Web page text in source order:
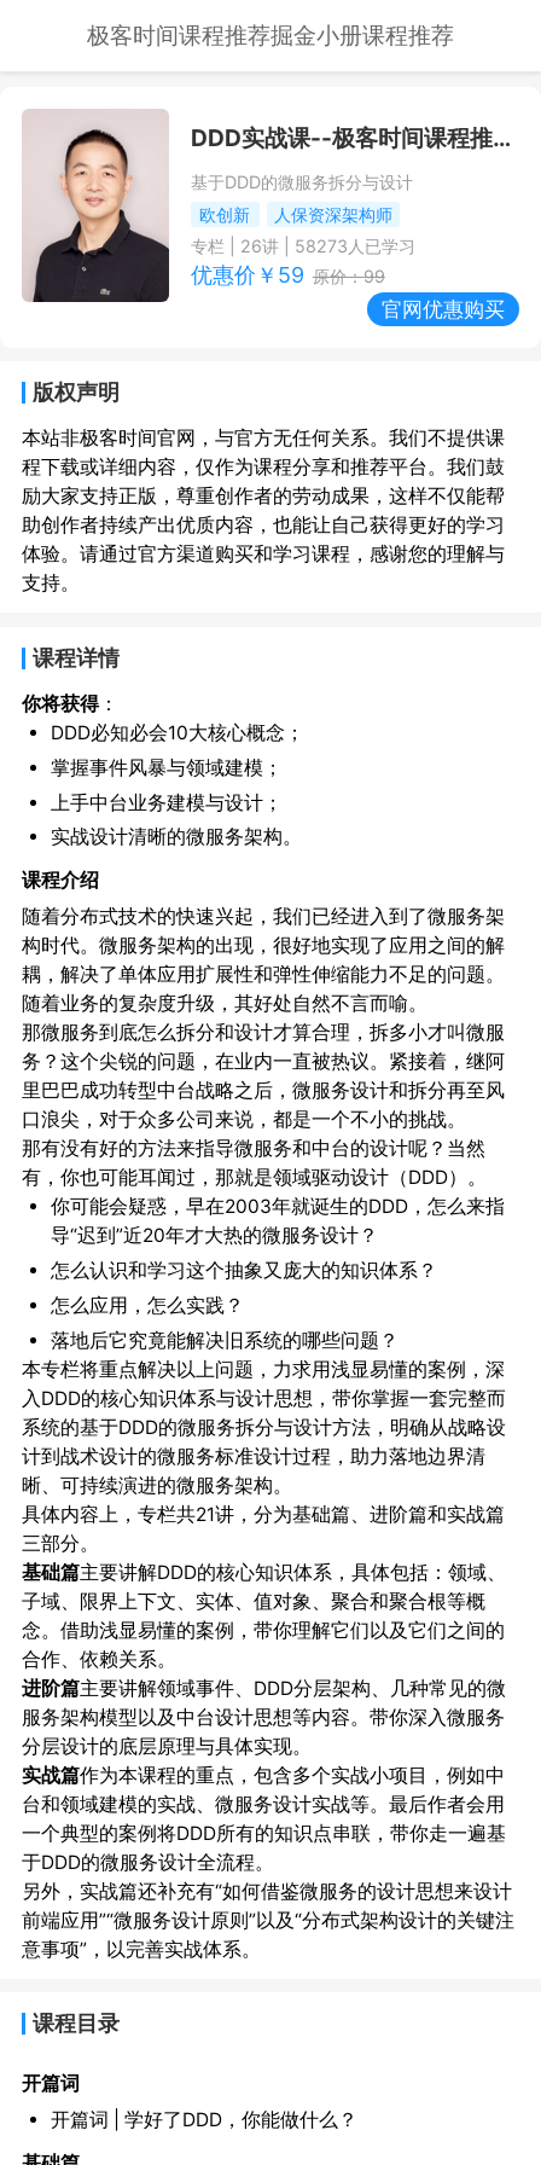
极客时间课程推荐掘金小册课程推荐
DDD实战课--极客时间课程推荐/优惠
基于DDD的微服务拆分与设计
欧创新
人保资深架构师
专栏
26讲 | 58273 人已学习
优惠价￥ 59 原价：99
官网优惠购买
版权声明
本站非极客时间官网，与官方无任何关系。我们不提供课
程下载或详细内容，仅作为课程分享和推荐平台。我们鼓
励大家支持正版，尊重创作者的劳动成果，这样不仅能帮
助创作者持续产出优质内容，也能让自己获得更好的学习
体验。请通过官方渠道购买和学习课程，感谢您的理解与
支持。
课程详情
你将获得：
DDD必知必会10大核心概念；
掌握事件风暴与领域建模；
上手中台业务建模与设计；
实战设计清晰的微服务架构。
课程介绍
随着分布式技术的快速兴起，我们已经进入到了微服务架
构时代。微服务架构的出现，很好地实现了应用之间的解
耦，解决了单体应用扩展性和弹性伸缩能力不足的问题。
随着业务的复杂度升级，其好处自然不言而喻。
那微服务到底怎么拆分和设计才算合理，拆多小才叫微服
务？这个尖锐的问题，在业内一直被热议。紧接着，继阿
里巴巴成功转型中台战略之后，微服务设计和拆分再至风
口浪尖，对于众多公司来说，都是一个不小的挑战。
那有没有好的方法来指导微服务和中台的设计呢？当然
有，你也可能耳闻过，那就是领域驱动设计（DDD）。
你可能会疑惑，早在2003年就诞生的DDD，怎么来指
导“迟到”近20年才大热的微服务设计？
怎么认识和学习这个抽象又庞大的知识体系？
怎么应用，怎么实践？
落地后它究竟能解决旧系统的哪些问题？
本专栏将重点解决以上问题，力求用浅显易懂的案例，深
入DDD的核心知识体系与设计思想，带你掌握一套完整而
系统的基于DDD的微服务拆分与设计方法，明确从战略设
计到战术设计的微服务标准设计过程，助力落地边界清
晰、可持续演进的微服务架构。
具体内容上，专栏共21讲，分为基础篇、进阶篇和实战篇
三部分。
基础篇主要讲解DDD的核心知识体系，具体包括：领域、
子域、限界上下文、实体、值对象、聚合和聚合根等概
念。借助浅显易懂的案例，带你理解它们以及它们之间的
合作、依赖关系。
进阶篇主要讲解领域事件、DDD分层架构、几种常见的微
服务架构模型以及中台设计思想等内容。带你深入微服务
分层设计的底层原理与具体实现。
实战篇作为本课程的重点，包含多个实战小项目，例如中
台和领域建模的实战、微服务设计实战等。最后作者会用
一个典型的案例将DDD所有的知识点串联，带你走一遍基
于DDD的微服务设计全流程。
另外，实战篇还补充有“如何借鉴微服务的设计思想来设计
前端应用”“微服务设计原则”以及“分布式架构设计的关键注
意事项”，以完善实战体系。
课程目录
开篇词
开篇词 | 学好了DDD，你能做什么？